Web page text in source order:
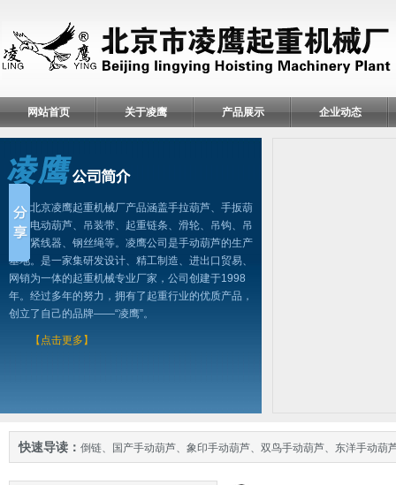
网站首页 关于凌鹰 产品展示 企业动态
北京凌鹰起重机械厂产品涵盖手拉葫芦、手扳葫
芦、电动葫芦、吊装带、起重链条、滑轮、吊钩、吊
具、紧线器、钢丝绳等。凌鹰公司是手动葫芦的生产
基地。是一家集研发设计、精工制造、进出口贸易、
网销为一体的起重机械专业厂家，公司创建于1998
年。经过多年的努力，拥有了起重行业的优质产品，
创立了自己的品牌——“凌鹰”。
【点击更多】
快速导读： 倒链、 国产手动葫芦、 象印手动葫芦、 双鸟手动葫芦、 东洋手动葫